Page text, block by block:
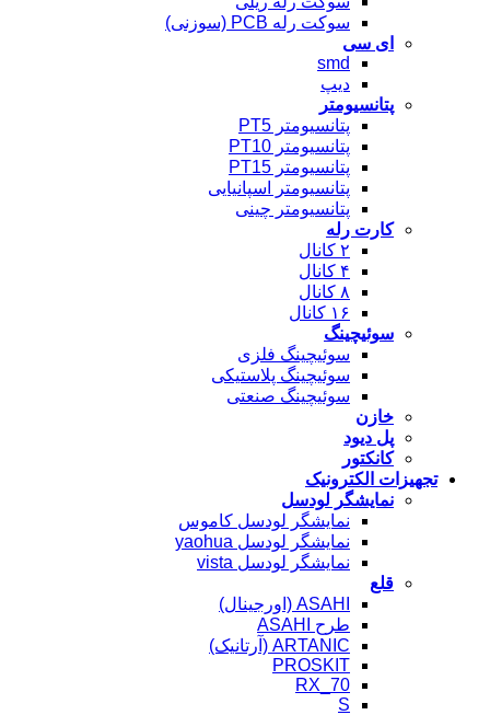
سوکت رله PCB (سوزنی)
ای سی
smd
دیپ
پتانسیومتر
پتانسیومتر PT5
پتانسیومتر PT10
پتانسیومتر PT15
پتانسیومتر اسپانیایی
پتانسیومتر چینی
کارت رله
۲ کانال
۴ کانال
۸ کانال
۱۶ کانال
سوئیچینگ
سوئیچینگ فلزی
سوئیچینگ پلاستیکی
سوئیچینگ صنعتی
خازن
پل دیود
کانکتور
تجهیزات الکترونیک
نمایشگر لودسل
نمایشگر لودسل کاموس
نمایشگر لودسل yaohua
نمایشگر لودسل vista
قلع
ASAHI (اورجینال)
طرح ASAHI
ARTANIC (آرتانیک)
PROSKIT
RX_70
S